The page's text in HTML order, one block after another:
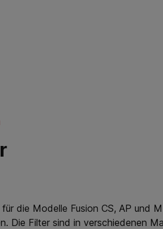
die Modelle Fusion CS, AP und
Die Filter sind in verschiedenen